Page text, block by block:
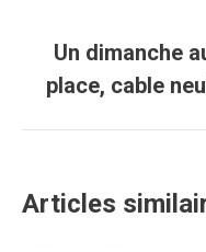
Un dimanche
place, cable
Articles